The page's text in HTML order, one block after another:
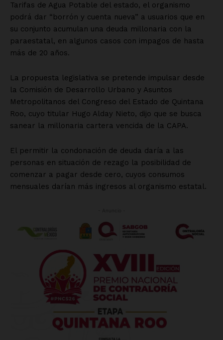
Tarifas de Agua Potable del estado, el organismo
podrá dar “borrón y cuenta nueva” a usuarios que en
su conjunto acumulan una deuda millonaria con la
paraestatal, en algunos casos con impagos de hasta
más de 20 años.
La propuesta legislativa se pretende impulsar desde
la Comisión de Desarrollo Urbano y Asuntos
Metropolitanos del Congreso del Estado de Quintana
Roo, cuyo titular Hugo Alday Nieto, dijo que se busca
sanear la millonaria cartera vencida de la CAPA.
El permitir la condonación de deuda daría a las
personas en situación de rezago la posibilidad de
comenzar a pagar desde cero, cuyos consumos
mensuales darían más ingresos al organismo estatal.